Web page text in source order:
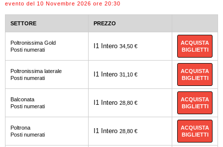
evento del 10 Novembre 2026 ore 20:30
SETTORE PREZZO
Poltronissima Gold
Posti numerati
I1 Intero 34,50 €
ACQUISTA
BIGLIETTI
Poltronissima laterale
Posti numerati
I1 Intero 31,10 €
ACQUISTA
BIGLIETTI
Balconata
Posti numerati
I1 Intero 28,80 €
ACQUISTA
BIGLIETTI
Poltrona
Posti numerati
I1 Intero 28,80 €
ACQUISTA
BIGLIETTI